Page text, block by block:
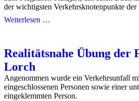
der wichtigsten Verkehrsknotenpunkte
Weiterlesen …
Realitätsnahe Übung der
Lorch
Angenommen wurde ein Verkehrsunfall
eingeschlossenen Personen sowie einer
eingeklemmten Person.